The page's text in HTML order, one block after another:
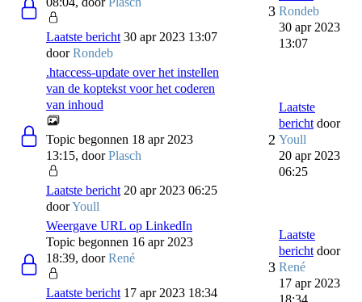
Laatste bericht 30 apr 2023 13:07
doorRondeb
3 Rondeb
30 apr 2023
13:07
.htaccess-update over het instellen
van de koptekst voor het coderen
van inhoud
Topic begonnen 18 apr 2023
13:15, doorPlasch
Laatste bericht 20 apr 2023 06:25
doorYoull
2
Laatste
bericht door
Youll
20 apr 2023
06:25
Weergave URL op LinkedIn
Topic begonnen 16 apr 2023
18:39, doorRené
Laatste bericht 17 apr 2023 18:34
3
Laatste
bericht door
René
17 apr 2023
18:34